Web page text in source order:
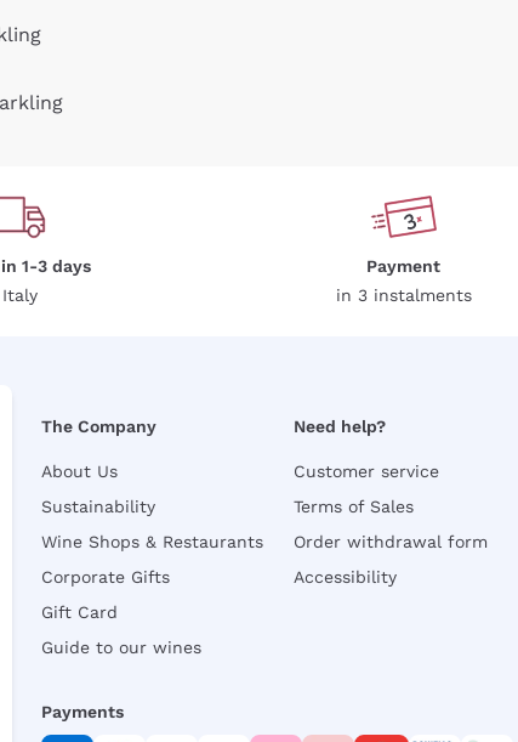
1-3 days
Payment
in 3 instalments
The Company
About Us
Sustainability
Wine Shops & Restaurants
Corporate Gifts
Gift Card
Guide to our wines
Need help?
Customer service
Terms of Sales
Order withdrawal form
Accessibility
Payments